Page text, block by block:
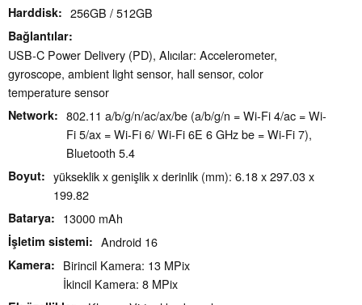
Harddisk 256GB / 512GB
Bağlantılar
USB-C Power Delivery (PD), Alıcılar: Accelerometer,
gyroscope, ambient light sensor, hall sensor, color
temperature sensor
Network
802.11 a/​b/​g/​n/​ac/​ax/​be (a/b/g/n = Wi-Fi 4/ac = Wi-
Fi 5/ax = Wi-Fi 6/ Wi-Fi 6E 6 GHz be = Wi-Fi 7),
Bluetooth 5.4
Boyut
yükseklik x genişlik x derinlik (mm): 6.18 x 297.03 x
199.82
Batarya 13000 mAh
İşletim sistemi Android 16
Kamera
Birincil Kamera: 13 MPix
İkincil Kamera: 8 MPix